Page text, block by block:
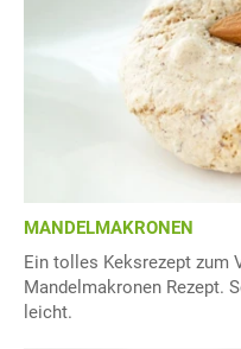
MANDELMAKRONEN
Ein tolles Keksrezept zum
Mandelmakronen Rezept.
leicht.